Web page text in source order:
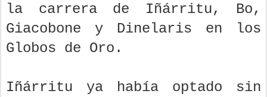
la carrera de Iñárritu, Bo,
Giacobone y Dinelaris en los
Globos de Oro.
Iñárritu ya había optado sin